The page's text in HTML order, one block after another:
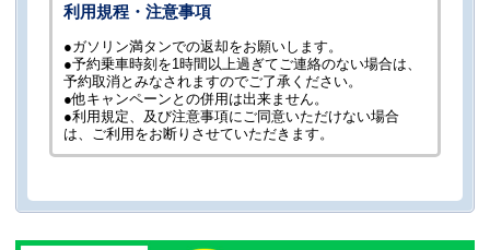
利用規程・注意事項
●ガソリン満タンでの返却をお願いします。
●予約乗車時刻を1時間以上過ぎてご連絡のない場合は、
予約取消とみなされますのでご了承ください。
●他キャンペーンとの併用は出来ません。
●利用規定、及び注意事項にご同意いただけない場合
は、ご利用をお断りさせていただきます。